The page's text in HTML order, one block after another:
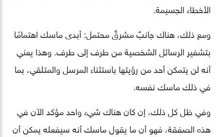
الأخطاء الجسيمة.
ومع ذلك، هناك جانبٌ مشرقٌ محتمل: أبدى ماسك اهتمامًا
بتشفير الرسائل الشخصية من طرف إلى طرف. وهذا يعني
أنه لن يتمكن أحد من رؤيتها باستثناء المرسل والمتلقي، بما
في ذلك ماسك نفسه.
وفي ظل كل ذلك، إن كان هناك شيء واحد مؤكد الآن في
هذه الصفقة، فهو أن ما يقول ماسك أنه سيفعله يمكن أن